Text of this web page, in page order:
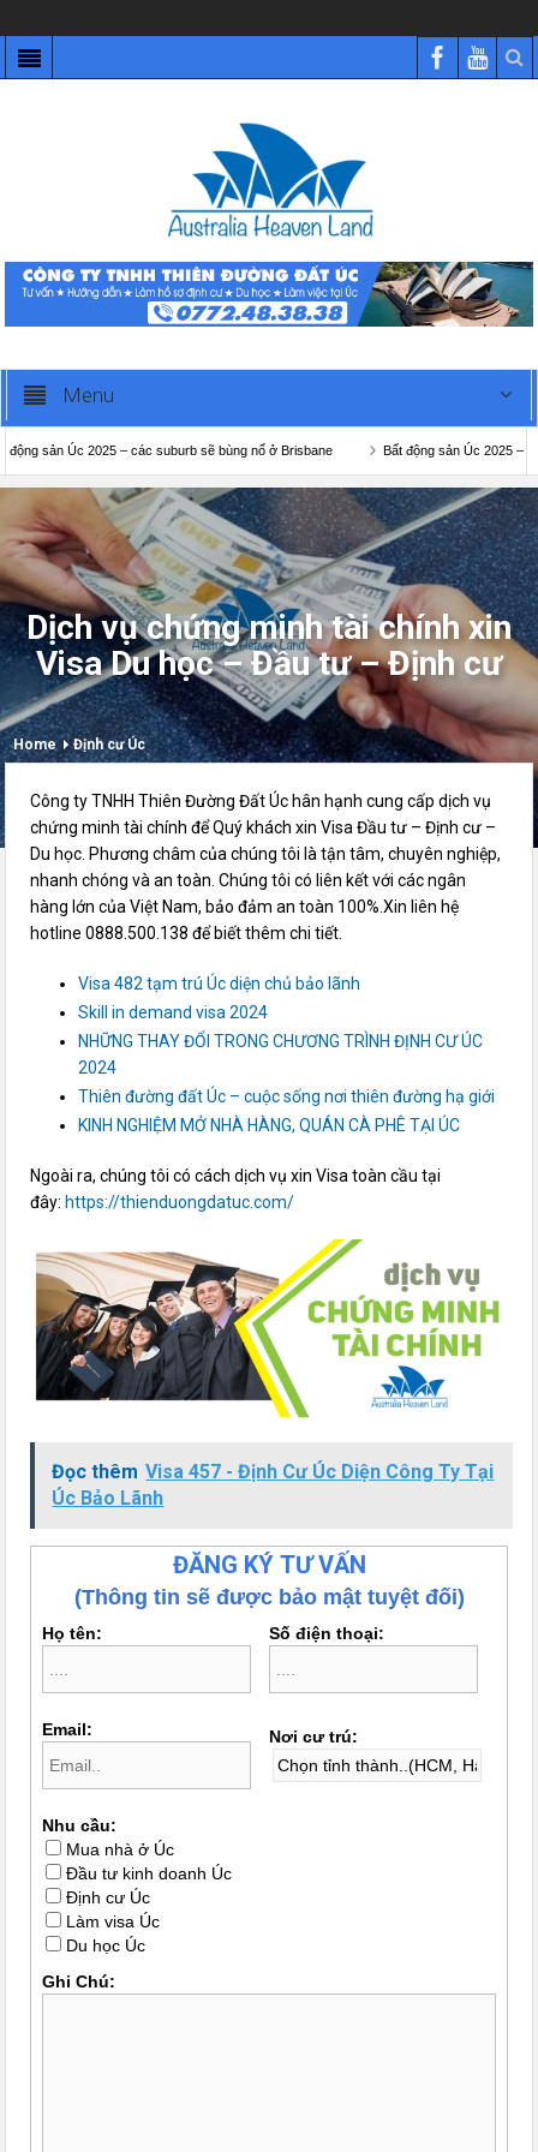
Menu
sản Úc 2025 – các suburb sẽ bùng nổ ở Brisbane Bất động sản Úc 2025 – các
Dịch vụ chứng minh tài chính xin
Visa Du học – Đầu tư – Định cư
Home Định cư Úc
Công ty TNHH Thiên Đường Đất Úc hân hạnh cung cấp dịch vụ
chứng minh tài chính để Quý khách xin Visa Đầu tư – Định cư –
Du học. Phương châm của chúng tôi là tận tâm, chuyên nghiệp,
nhanh chóng và an toàn. Chúng tôi có liên kết với các ngân
hàng lớn của Việt Nam, bảo đảm an toàn 100%.Xin liên hệ
hotline 0888.500.138 để biết thêm chi tiết.
Visa 482 tạm trú Úc diện chủ bảo lãnh
Skill in demand visa 2024
NHỮNG THAY ĐỔI TRONG CHƯƠNG TRÌNH ĐỊNH CƯ ÚC
2024
Thiên đường đất Úc – cuộc sống nơi thiên đường hạ giới
KINH NGHIỆM MỞ NHÀ HÀNG, QUÁN CÀ PHÊ TẠI ÚC
Ngoài ra, chúng tôi có cách dịch vụ xin Visa toàn cầu tại
đây: https://thienduongdatuc.com/
Đọc thêm Visa 457 - Định Cư Úc Diện Công Ty Tại
Úc Bảo Lãnh
ĐĂNG KÝ TƯ VẤN
(Thông tin sẽ được bảo mật tuyệt đối)
Họ tên: Số điện thoại:
Email: Nơi cư trú:
Nhu cầu:
Mua nhà ở Úc
Đầu tư kinh doanh Úc
Định cư Úc
Làm visa Úc
Du học Úc
Ghi Chú: